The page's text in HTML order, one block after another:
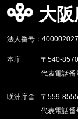
大
法人番号：
本庁
〒540-
代表電話番
咲洲庁舎
〒559-
代表電話番